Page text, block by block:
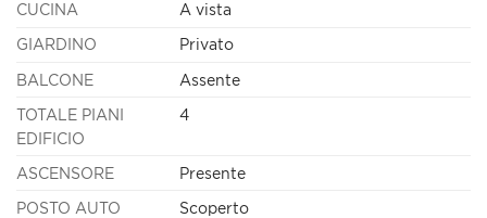
CUCINA A vista
GIARDINO Privato
BALCONE Assente
TOTALE PIANI
EDIFICIO
4
ASCENSORE Presente
POSTO AUTO Scoperto